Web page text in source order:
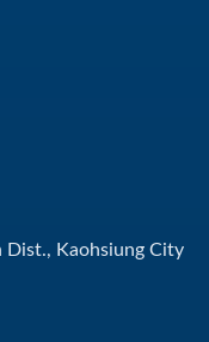
Dist., Kaohsiung City